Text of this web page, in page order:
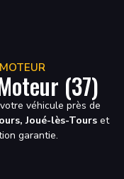
(37)
véhicule près de
Joué-lès-Tours et
garantie.